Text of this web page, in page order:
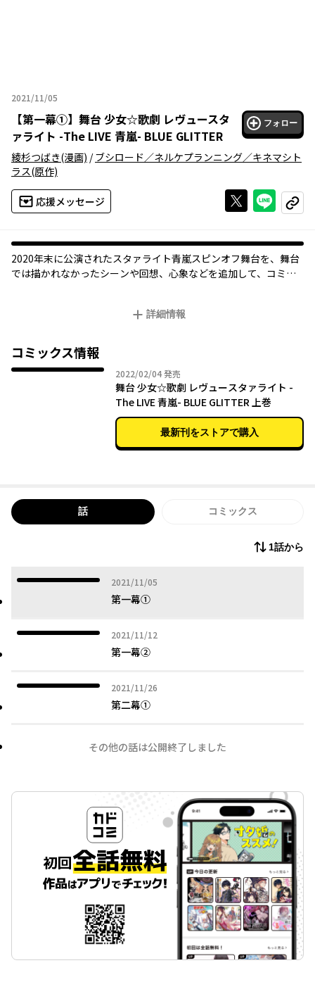
2021/11/05
2021年11月05日
【第一幕①】 舞台 少女☆歌劇 レヴュースタ
ァライト -The LIVE 青嵐- BLUE GLITTER
フォロー
綾杉つばき(漫画) /ブシロード／ネルケプランニング／キネマシト
ラス(原作)
応援メッセージ Xで投稿する
ライン
コピー
2020年末に公演されたスタァライト青嵐スピンオフ舞台を、舞台
では描かれなかったシーンや回想、心象などを追加して、コミカ
詳細情報
コミックス情報
2022/02/042022年02月04日
発売
舞台 少女☆歌劇 レヴュースタァライト -
The LIVE 青嵐- BLUE GLITTER 上巻
最新刊をストアで購入
話 コミックス
1話から
2021/11/05
2021年11月05日
第一幕①
2021/11/12
2021年11月12日
第一幕②
2021/11/26
2021年11月26日
第二幕①
その他の話は公開終了しました